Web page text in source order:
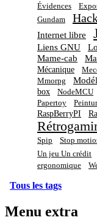
Évidences
Gundam
Internet libre
Liens GNU
Mame-cab
Mécanique
Mmorpg
box
NodeMCU
Papertoy
RaspBerryPI
Spip
Stop
Un jeu Un crédit
ergonomique
Tous les tags
Menu extra